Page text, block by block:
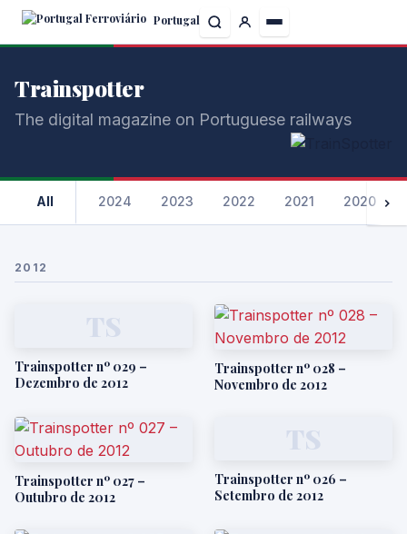
Skip
content
Portugal
Trainspotter
The digital magazine on Portuguese railways
All 2024 2023 2022 2021 2020
2012
TS
Trainspotter nº 029 –
Dezembro de 2012
Trainspotter nº 028 –
Novembro de 2012
Trainspotter nº 027 –
Outubro de 2012
TS
Trainspotter nº 026 –
Setembro de 2012